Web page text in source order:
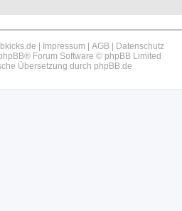
| Impressum AGB|
Datenschutz
® Forum Software © phpBB Limited
Übersetzung durch phpBB.de